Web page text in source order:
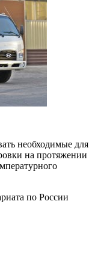
необходимые для
на протяжении
по России